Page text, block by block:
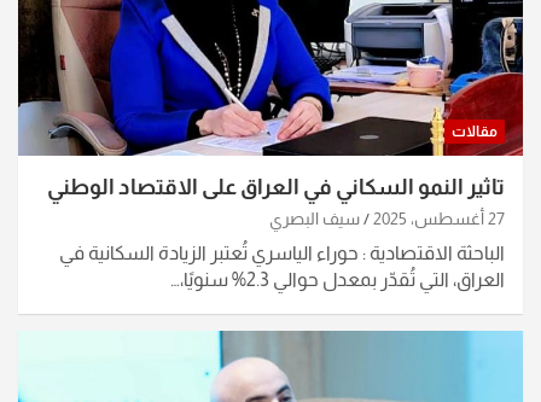
مقالات
تاثير النمو السكاني في العراق على الاقتصاد الوطني
27 أغسطس، 2025 سيف البصري
الباحثة الاقتصادية : حوراء الياسري تُعتبر الزيادة السكانية في
العراق، التي تُقدّر بمعدل حوالي 2.3% سنويًا،…